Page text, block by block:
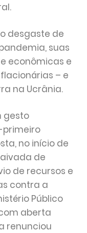
o desgaste de
suas
econômicas e
– e
na Ucrânia.
gesto
primeiro
no início de
de
de recursos e
contra a
Público
aberta
renunciou